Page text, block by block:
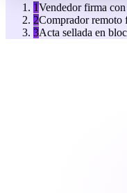
1Vendedor firma
2Comprador remoto
3Acta sellada en